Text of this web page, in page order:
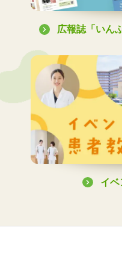
広報誌「いん
イベ